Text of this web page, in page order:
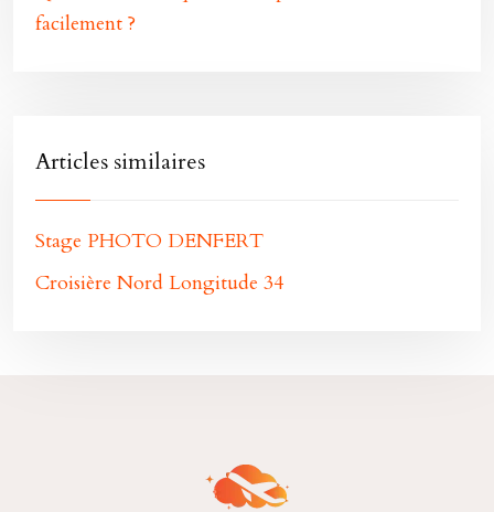
facilement ?
Articles similaires
Stage PHOTO DENFERT
Croisière Nord Longitude 34